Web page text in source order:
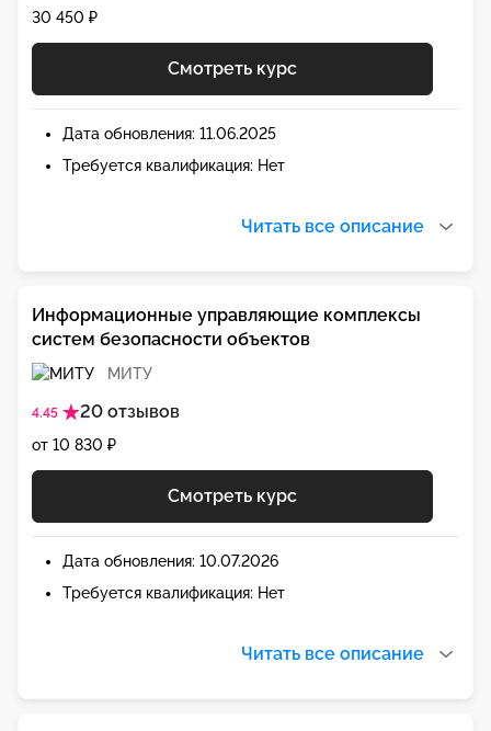
30 450 ₽
Смотреть курс
Дата обновления: 11.06.2025
Требуется квалификация: Нет
Читать все описание
МИТУ
4.45 20 отзывов
Информационные управляющие комплексы
систем безопасности объектов
от 10 830 ₽
Смотреть курс
Дата обновления: 10.07.2026
Требуется квалификация: Нет
Читать все описание